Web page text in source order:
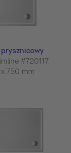
#720117
750 mm